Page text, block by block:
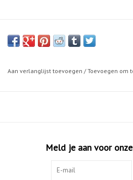
Aan verlanglijst toevoegen /Toevoegen om
Meld je aan voor